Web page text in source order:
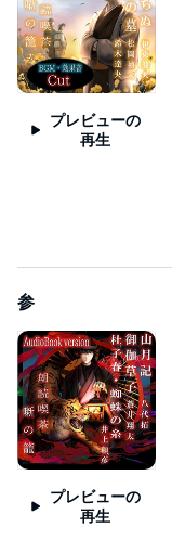
プレビューの
再生
参
プレビューの
再生